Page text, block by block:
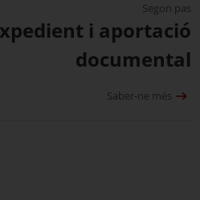
Segon pas
i aportació
documental
Saber-ne més